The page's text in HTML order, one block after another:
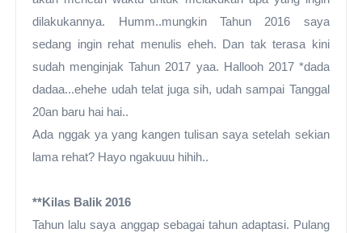
dilakukannya. Humm..mungkin Tahun 2016 saya
sedang ingin rehat menulis eheh. Dan tak terasa kini
sudah menginjak Tahun 2017 yaa. Hallooh 2017 *dada
dadaa...ehehe udah telat juga sih, udah sampai Tanggal
20an baru hai hai..
Ada nggak ya yang kangen tulisan saya setelah sekian
lama rehat? Hayo ngakuuu hihih..
**Kilas Balik 2016
Tahun lalu saya anggap sebagai tahun adaptasi. Pulang